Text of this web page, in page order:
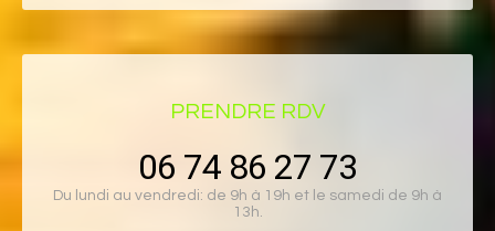
PRENDRE RDV
06 74 86 27 73
Du lundi au vendredi: de 9h à 19h et le samedi de 9h à
13h.